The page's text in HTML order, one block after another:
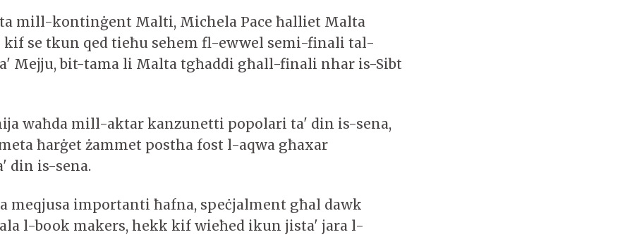
mill-kontinġent Malti, Michela Pace ħalliet Malta
kif se tkun qed tieħu sehem fl-ewwel semi-finali tal-
Mejju, bit-tama li Malta tgħaddi għall-finali nhar is-Sibt
waħda mill-aktar kanzunetti popolari ta' din is-sena,
ħarġet żammet postha fost l-aqwa għaxar
din is-sena.
meqjusa importanti ħafna, speċjalment għal dawk
l-book makers, hekk kif wieħed ikun jista' jara l-